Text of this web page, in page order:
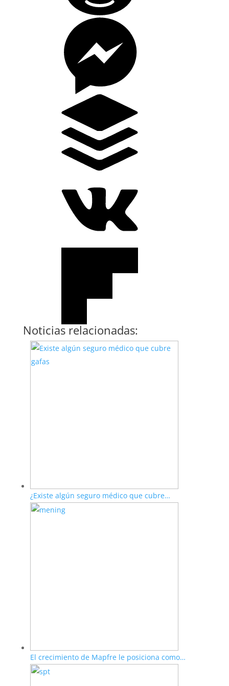
Noticias relacionadas:
¿Existe algún seguro médico que cubre…
El crecimiento de Mapfre le posiciona como…